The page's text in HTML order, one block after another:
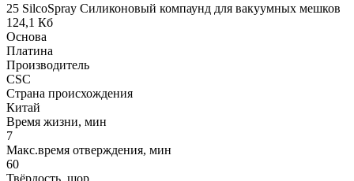
25 SilcoSpray Силиконовый компаунд для вакуумных мешков
124,1 Кб
Основа
Платина
Производитель
CSC
Страна происхождения
Китай
Время жизни, мин
7
Макс.время отверждения, мин
60
Твёрдость, шор